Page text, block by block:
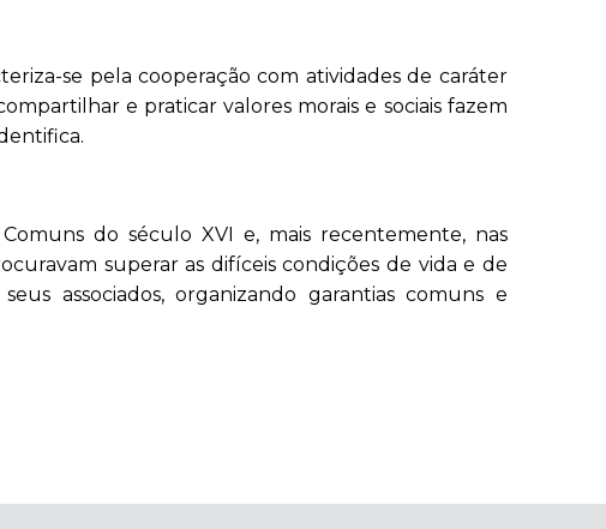
se pela cooperação com atividades de caráter
e praticar valores morais e sociais fazem
do século XVI e, mais recentemente, nas
superar as difíceis condições de vida e de
associados, organizando garantias comuns e